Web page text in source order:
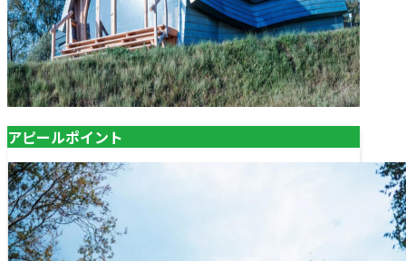
アピールポイント